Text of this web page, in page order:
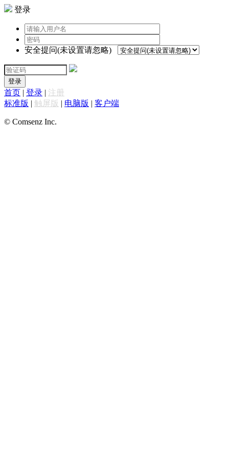
登录
安全提问(未设置请忽略)
登录
首页 | 登录 | 注册
标准版 | 触屏版 | 电脑版 | 客户端
© Comsenz Inc.